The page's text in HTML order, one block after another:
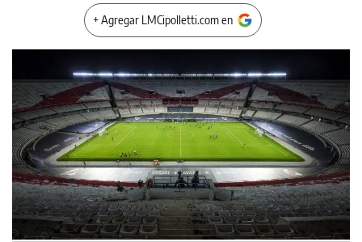
+ Agregar LMCipolletti.com en